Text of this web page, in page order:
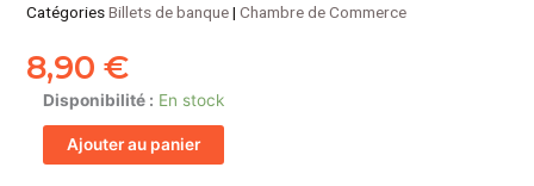
CatégoriesBillets de banque|Chambre de Commerce
8,90€
Disponibilité : En stock
quantité
de
FRANCEAjouter au panier